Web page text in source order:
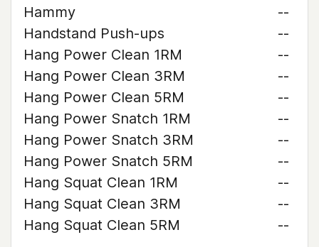
Hammy
--
Handstand Push-ups
--
Hang Power Clean 1RM
--
Hang Power Clean 3RM
--
Hang Power Clean 5RM
--
Hang Power Snatch 1RM
--
Hang Power Snatch 3RM
--
Hang Power Snatch 5RM
--
Hang Squat Clean 1RM
--
Hang Squat Clean 3RM
--
Hang Squat Clean 5RM
--